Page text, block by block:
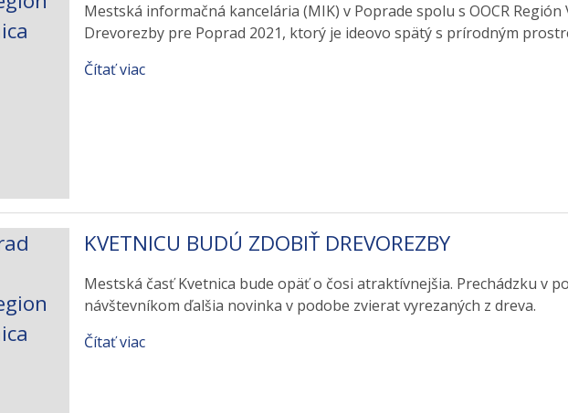
Mestská informačná kancelária (MIK) v Poprade spolu s OOCR
Drevorezby pre Poprad 2021, ktorý je ideovo spätý s prírodným
Čítať viac
KVETNICU BUDÚ ZDOBIŤ DREVOREZBY
Mestská časť Kvetnica bude opäť o čosi atraktívnejšia. Prechádzku v
návštevníkom ďalšia novinka v podobe zvierat vyrezaných z dreva.
Čítať viac